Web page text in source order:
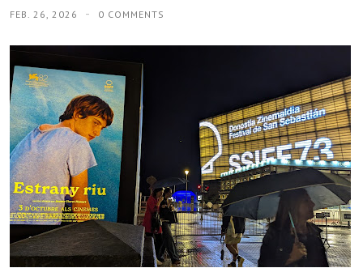
FEB. 26, 2026 0 COMMENTS